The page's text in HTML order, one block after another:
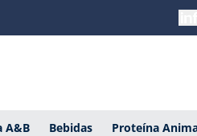
A&B Bebidas Proteína